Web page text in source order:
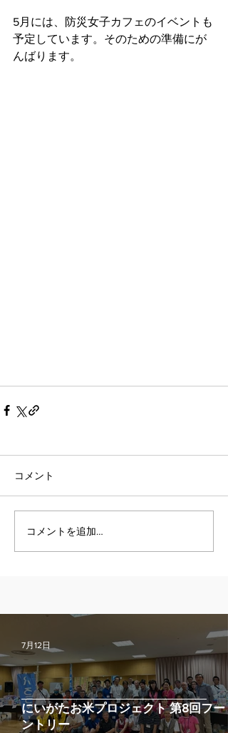
5月には、防災女子カフェのイベントも
予定しています。そのための準備にが
んばります。
コメント
コメントを追加…
にいがたお米プロジェクト 第8回フー
ントリー
7月12日